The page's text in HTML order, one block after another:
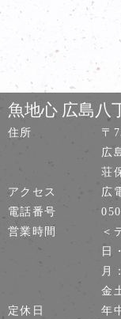
魚地心 広島八
住所
〒
広
荘
アクセス
広
電話番号
営業時間
＜
日
月
金
定休日
年